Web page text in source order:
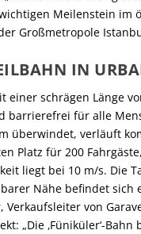
Meilenstein im
Großmetropole
IN
einer schrägen Länge
barrierefrei für alle
überwindet, verläuft
Platz für 200
liegt bei 10 m/s. Die
Nähe befindet sich
Verkaufsleiter von
„Die ‚Füniküler‘-